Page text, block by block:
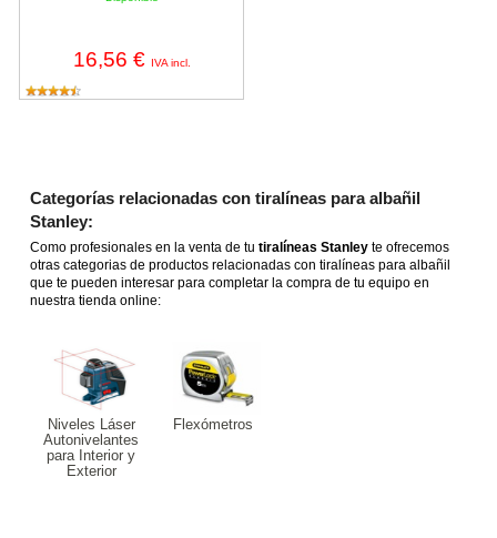
16,56 € IVA incl.
Categorías relacionadas con tiralíneas para albañil
Stanley:
Como profesionales en la venta de tutiralíneas Stanley te ofrecemos
otras categorias de productos relacionadas con tiralíneas para albañil
que te pueden interesar para completar la compra de tu equipo en
nuestra tienda online:
Niveles Láser
Autonivelantes
para Interior y
Exterior
Flexómetros